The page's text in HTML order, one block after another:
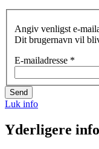
Angiv venligst e-
Dit brugernavn vil
E-mailadresse *
Send
Luk info
Yderligere